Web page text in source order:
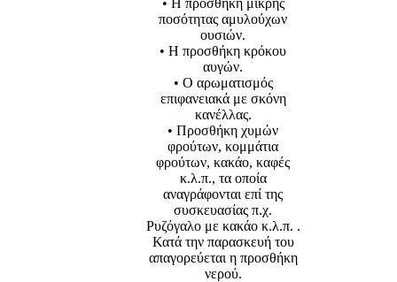
ποσότητας αμυλούχων
ουσιών.
• Η προσθήκη κρόκου
αυγών.
• Ο αρωματισμός
επιφανειακά με σκόνη
κανέλλας.
• Προσθήκη χυμών
φρούτων, κομμάτια
φρούτων, κακάο, καφές
κ.λ.π., τα οποία
αναγράφονται επί της
συσκευασίας π.χ.
Ρυζόγαλο με κακάο κ.λ.π. .
Κατά την παρασκευή του
απαγορεύεται η προσθήκη
νερού.